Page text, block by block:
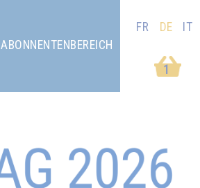
1
ABONNENTENBEREICH
FR DE IT